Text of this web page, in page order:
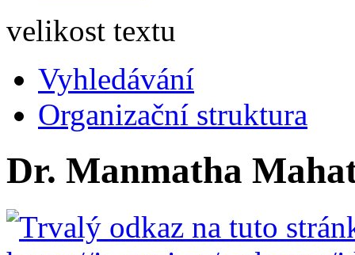
velikost textu
Vyhledávání
Organizační struktura
Dr. Manmatha